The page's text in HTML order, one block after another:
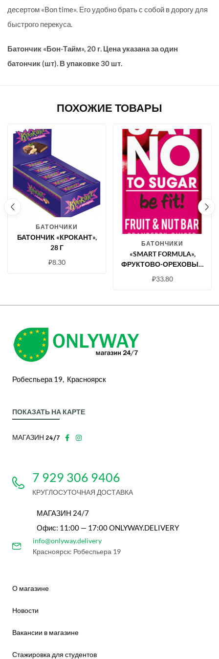
десертом «Bon time». Его удобно брать с собой в дорогу для
быстрого перекуса.
Батончик «Бон-Тайм», 20 г. Цена указана за один
батончик (шт). В упаковке30 шт.
ПОХОЖИЕ ТОВАРЫ
БАТОНЧИКИ
БАТОНЧИК «КРОКАНТ»,
28 Г
₽8.30
БАТОНЧИКИ
«SMART FORMULA»,
ФРУКТОВО-ОРЕХОВЫЙ
₽33.80
Робеспьера 19, Красноярск
ПОКАЗАТЬ НА КАРТЕ
МАГАЗИН 24/7
7 929 306 9406
КРУГЛОСУТОЧНАЯ ДОСТАВКА
МАГАЗИН 24/7
Офис: 11:00 — 17:00 ONLYWAY.DELIVERY
info@onlyway.delivery
Красноярск: Робеспьера 19
О магазине
Новости
Вакансии в магазине
Стажировка для студентов